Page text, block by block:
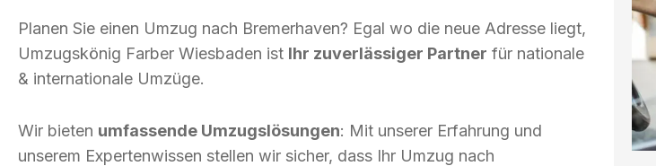
Planen Sie einen Umzug nach Bremerhaven? Egal wo die neue Adresse liegt,
Umzugskönig Farber Wiesbaden ist Ihr zuverlässiger Partner für nationale
& internationale Umzüge.
Wir bieten umfassende Umzugslösungen: Mit unserer Erfahrung und
unserem Expertenwissen stellen wir sicher, dass Ihr Umzug nach